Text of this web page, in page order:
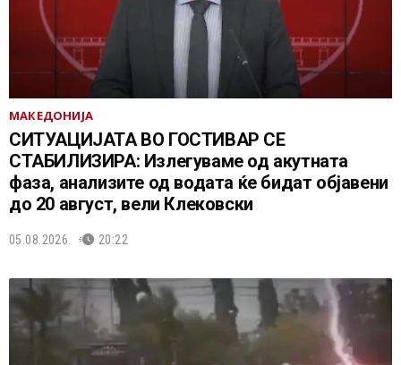
МАКЕДОНИЈА
СИТУАЦИЈАТА ВО ГОСТИВАР СЕ
СТАБИЛИЗИРА: Излегуваме од акутната
фаза, анализите од водата ќе бидат објавени
до 20 август, вели Клековски
05.08.2026. 20:22